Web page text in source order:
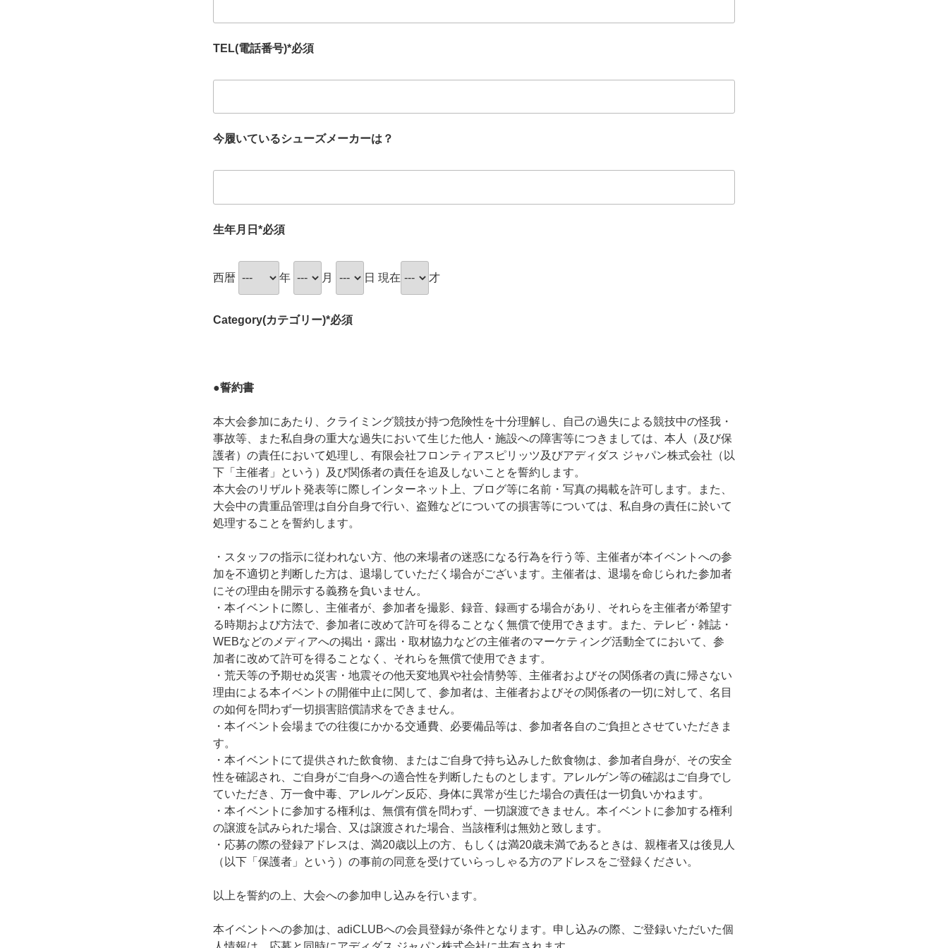
TEL(電話番号)*必須
今履いているシューズメーカーは？
生年月日*必須
西暦 年 月 日 現在 才
Category(カテゴリー)*必須
●誓約書
本大会参加にあたり、クライミング競技が持つ危険性を十分理解し、自己の過失による競技中の怪我・
事故等、また私自身の重大な過失において生じた他人・施設への障害等につきましては、本人（及び保
護者）の責任において処理し、有限会社フロンティアスピリッツ及びアディダス ジャパン株式会社（以
下「主催者」という）及び関係者の責任を追及しないことを誓約します。
本大会のリザルト発表等に際しインターネット上、ブログ等に名前・写真の掲載を許可します。また、
大会中の貴重品管理は自分自身で行い、盗難などについての損害等については、私自身の責任に於いて
処理することを誓約します。
・スタッフの指示に従われない方、他の来場者の迷惑になる行為を行う等、主催者が本イベントへの参
加を不適切と判断した方は、退場していただく場合がございます。主催者は、退場を命じられた参加者
にその理由を開示する義務を負いません。
・本イベントに際し、主催者が、参加者を撮影、録音、録画する場合があり、それらを主催者が希望す
る時期および方法で、参加者に改めて許可を得ることなく無償で使用できます。また、テレビ・雑誌・
WEBなどのメディアへの掲出・露出・取材協力などの主催者のマーケティング活動全てにおいて、参
加者に改めて許可を得ることなく、それらを無償で使用できます。
・荒天等の予期せぬ災害・地震その他天変地異や社会情勢等、主催者およびその関係者の責に帰さない
理由による本イベントの開催中止に関して、参加者は、主催者およびその関係者の一切に対して、名目
の如何を問わず一切損害賠償請求をできません。
・本イベント会場までの往復にかかる交通費、必要備品等は、参加者各自のご負担とさせていただきま
す。
・本イベントにて提供された飲食物、またはご自身で持ち込みした飲食物は、参加者自身が、その安全
性を確認され、ご自身がご自身への適合性を判断したものとします。アレルゲン等の確認はご自身でし
ていただき、万一食中毒、アレルゲン反応、身体に異常が生じた場合の責任は一切負いかねます。
・本イベントに参加する権利は、無償有償を問わず、一切譲渡できません。本イベントに参加する権利
の譲渡を試みられた場合、又は譲渡された場合、当該権利は無効と致します。
・応募の際の登録アドレスは、満20歳以上の方、もしくは満20歳未満であるときは、親権者又は後見人
（以下「保護者」という）の事前の同意を受けていらっしゃる方のアドレスをご登録ください。
以上を誓約の上、大会への参加申し込みを行います。
本イベントへの参加は、adiCLUBへの会員登録が条件となります。申し込みの際、ご登録いただいた個